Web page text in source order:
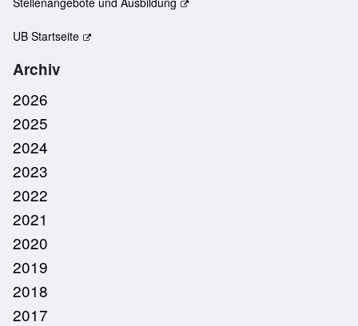
UB Startseite
Archiv
2026
2025
2024
2023
2022
2021
2020
2019
2018
2017